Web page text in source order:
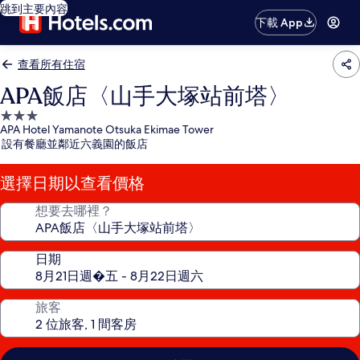
跳到主要內容
下載 App
查看所有住宿
APA飯店〈山手大塚站前塔〉
3.0
星
級
住
宿
APA Hotel Yamanote Otsuka Ekimae Tower
設有餐廳並鄰近六義園的飯店
選擇日期以查看價格
想要去哪裡？
日期
旅客